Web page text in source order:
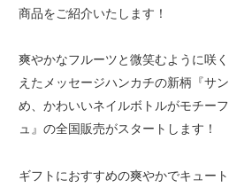
商品をご紹介いたします！
爽やかなフルーツと微笑むように咲
えたメッセージハンカチの新柄『サ
め、かわいいネイルボトルがモチー
ュ』の全国販売がスタートします！
ギフトにおすすめの爽やかでキュー